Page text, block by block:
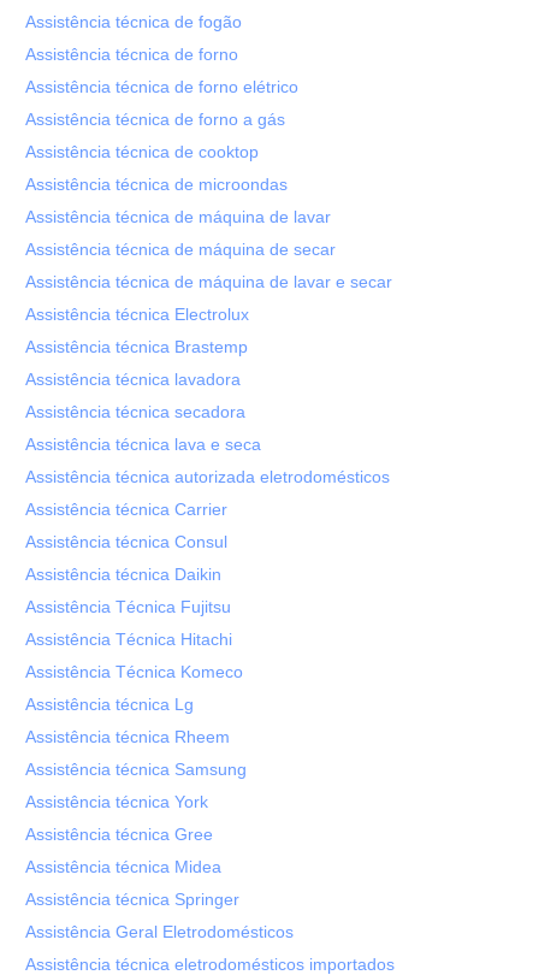
Assistência técnica de fogão
Assistência técnica de forno
Assistência técnica de forno elétrico
Assistência técnica de forno a gás
Assistência técnica de cooktop
Assistência técnica de microondas
Assistência técnica de máquina de lavar
Assistência técnica de máquina de secar
Assistência técnica de máquina de lavar e secar
Assistência técnica Electrolux
Assistência técnica Brastemp
Assistência técnica lavadora
Assistência técnica secadora
Assistência técnica lava e seca
Assistência técnica autorizada eletrodomésticos
Assistência técnica Carrier
Assistência técnica Consul
Assistência técnica Daikin
Assistência Técnica Fujitsu
Assistência Técnica Hitachi
Assistência Técnica Komeco
Assistência técnica Lg
Assistência técnica Rheem
Assistência técnica Samsung
Assistência técnica York
Assistência técnica Gree
Assistência técnica Midea
Assistência técnica Springer
Assistência Geral Eletrodomésticos
Assistência técnica eletrodomésticos importados